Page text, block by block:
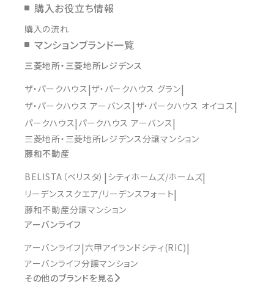
購入お役立ち情報
購入の流れ
マンションブランド一覧
三菱地所・三菱地所レジデンス
ザ・パークハウス ザ・パークハウス グラン
ザ・パークハウス アーバンス ザ・パークハウス オイコス
パークハウス パークハウス アーバンス
三菱地所・三菱地所レジデンス分譲マンション
藤和不動産
BELISTA（ベリスタ） シティホームズ/ホームズ
リーデンススクエア/リーデンスフォート
藤和不動産分譲マンション
アーバンライフ
アーバンライフ 六甲アイランドシティ(RIC)
アーバンライフ分譲マンション
その他のブランドを見る